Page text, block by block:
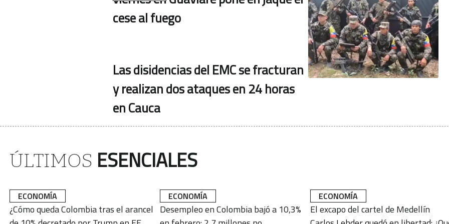
cese al fuego
Las disidencias del EMC se fracturan
y realizan dos ataques en 24 horas
en Cauca
ÚLTIMOS ESENCIALES
ECONOMÍA
¿Cómo queda Colombia tras el arancel
ECONOMÍA
Desempleo en Colombia bajó a 10,3%
ECONOMÍA
El excapo del cartel de Medellín